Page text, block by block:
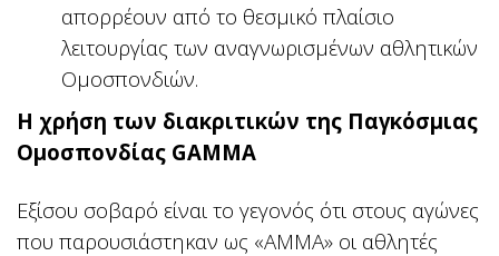
απορρέουν από το θεσμικό πλαίσιο
λειτουργίας των αναγνωρισμένων αθλητικών
Ομοσπονδιών.
Η χρήση των διακριτικών της Παγκόσμιας
Ομοσπονδίας GAMMA
Εξίσου σοβαρό είναι το γεγονός ότι στους αγώνες
που παρουσιάστηκαν ως «AMMA» οι αθλητές